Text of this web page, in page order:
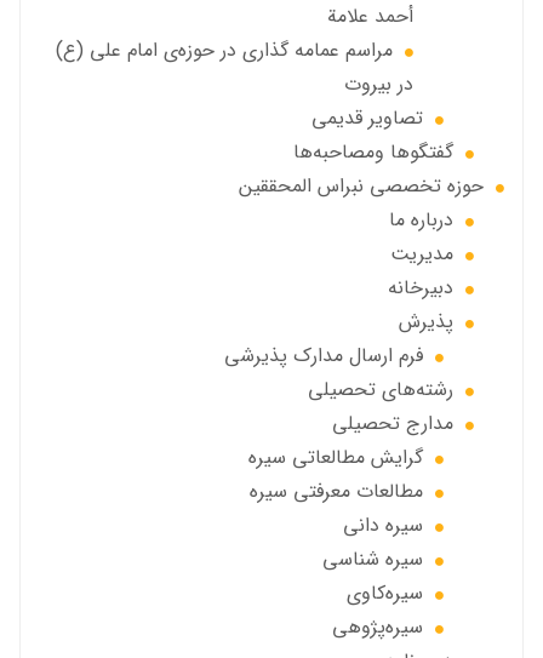
أحمد علامة
مراسم عمامه گذاری در حوزه‌ی امام علی (ع)
در بیروت
تصاویر قديمي
گفتگوها ومصاحبه‌ها
حوزه تخصصی نبراس المحققین
درباره ما
مديريت
دبيرخانه
پذيرش
فرم ارسال مدارك پذيرشى
رشته‌هاي تحصيلي
مدارج تحصیلی
گرايش مطالعاتي سیره
مطالعات معرفتی سیره
سیره دانی
سیره شناسی
سیره‌کاوی
سیره‌پژوهی